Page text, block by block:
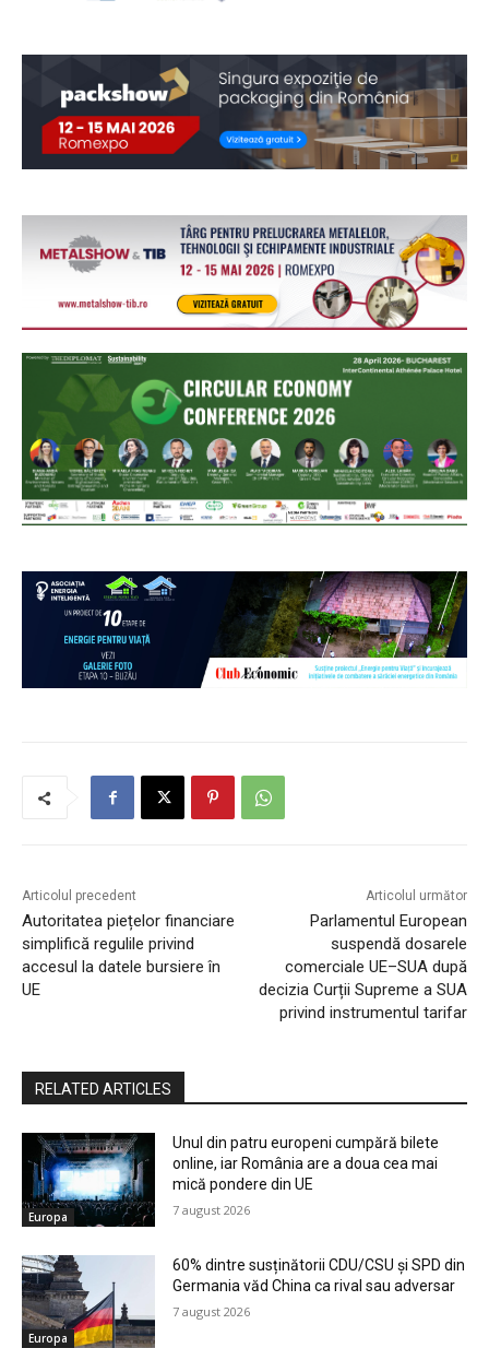
Articolul precedent
Autoritatea piețelor financiare
simplifică regulile privind
accesul la datele bursiere în
UE
Articolul următor
Parlamentul European
suspendă dosarele
comerciale UE–SUA după
decizia Curții Supreme a SUA
privind instrumentul tarifar
RELATED ARTICLES
Europa
Unul din patru europeni cumpără bilete
online, iar România are a doua cea mai
mică pondere din UE
7 august 2026
Europa
60% dintre susținătorii CDU/CSU și SPD din
Germania văd China ca rival sau adversar
7 august 2026